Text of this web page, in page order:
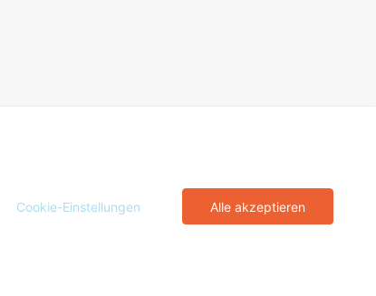
Cookie-Einstellungen Alle akzeptieren